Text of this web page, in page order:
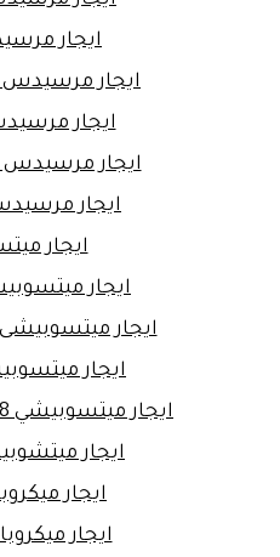
ايجار
ايجار مرسيدس
ايجار
ايجار مرسيدس
ايجار
ايجار
ايجار
ايجار
ايجار ميتسوبيشي
ايجار ميتسوبيشي 28 راكب للانتقالات
ايجار
ايجار
ايجار